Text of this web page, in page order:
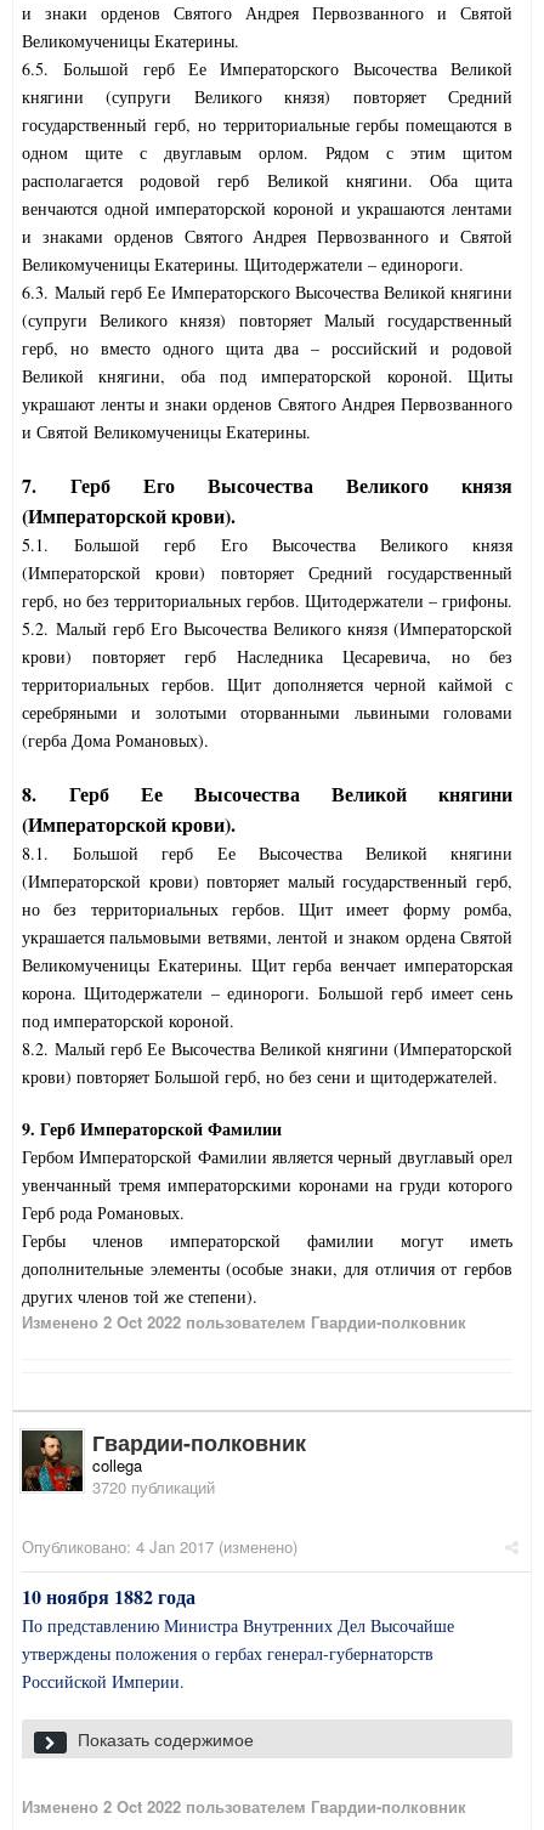
и знаки орденов Святого Андрея Первозванного и Святой
Великомученицы Екатерины.
6.5. Большой герб Ее Императорского Высочества Великой
княгини (супруги Великого князя) повторяет Средний
государственный герб, но территориальные гербы помещаются в
одном щите с двуглавым орлом. Рядом с этим щитом
располагается родовой герб Великой княгини. Оба щита
венчаются одной императорской короной и украшаются лентами
и знаками орденов Святого Андрея Первозванного и Святой
Великомученицы Екатерины. Щитодержатели – единороги.
6.3. Малый герб Ее Императорского Высочества Великой княгини
(супруги Великого князя) повторяет Малый государственный
герб, но вместо одного щита два – российский и родовой
Великой княгини, оба под императорской короной. Щиты
украшают ленты и знаки орденов Святого Андрея Первозванного
и Святой Великомученицы Екатерины.
7. Герб Его Высочества Великого князя
(Императорской крови).
5.1. Большой герб Его Высочества Великого князя
(Императорской крови) повторяет Средний государственный
герб, но без территориальных гербов. Щитодержатели – грифоны.
5.2. Малый герб Его Высочества Великого князя (Императорской
крови) повторяет герб Наследника Цесаревича, но без
территориальных гербов. Щит дополняется черной каймой с
серебряными и золотыми оторванными львиными головами
(герба Дома Романовых).
8. Герб Ее Высочества Великой княгини
(Императорской крови).
8.1. Большой герб Ее Высочества Великой княгини
(Императорской крови) повторяет малый государственный герб,
но без территориальных гербов. Щит имеет форму ромба,
украшается пальмовыми ветвями, лентой и знаком ордена Святой
Великомученицы Екатерины. Щит герба венчает императорская
корона. Щитодержатели – единороги. Большой герб имеет сень
под императорской короной.
8.2. Малый герб Ее Высочества Великой княгини (Императорской
крови) повторяет Большой герб, но без сени и щитодержателей.
9. Герб Императорской Фамилии
Гербом Императорской Фамилии является черный двуглавый орел
увенчанный тремя императорскими коронами на груди которого
Герб рода Романовых.
Гербы членов императорской фамилии могут иметь
дополнительные элементы (особые знаки, для отличия от гербов
других членов той же степени).
Изменено 2 Oct 2022 пользователем Гвардии-полковник
Гвардии-полковник
collega
3720 публикаций
Опубликовано: 4 Jan 2017 (изменено)
10 ноября 1882 года
По представлению Министра Внутренних Дел Высочайше
утверждены положения о гербах генерал-губернаторств
Российской Империи.
1. Герб Финляндского Генерал-Губернатора
Показать содержимое
Изменено 2 Oct 2022 пользователем Гвардии-полковник